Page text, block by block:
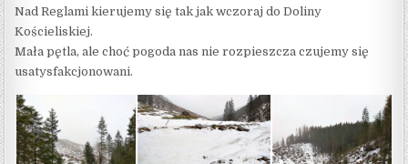
Nad Reglami kierujemy się tak jak wczoraj do Doliny
Kościeliskiej.
Mała pętla, ale choć pogoda nas nie rozpieszcza czujemy się
usatysfakcjonowani.